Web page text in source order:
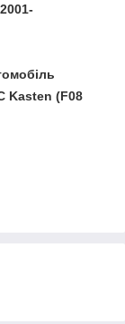
Kasten (F08